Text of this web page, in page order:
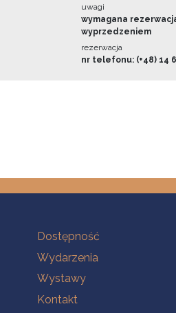
uwagi
wymagana
wyprzedzeniem
rezerwacja
nr telefonu: (+48) 14
Na skróty
Dostępność
Wydarzenia
Wystawy
Kontakt